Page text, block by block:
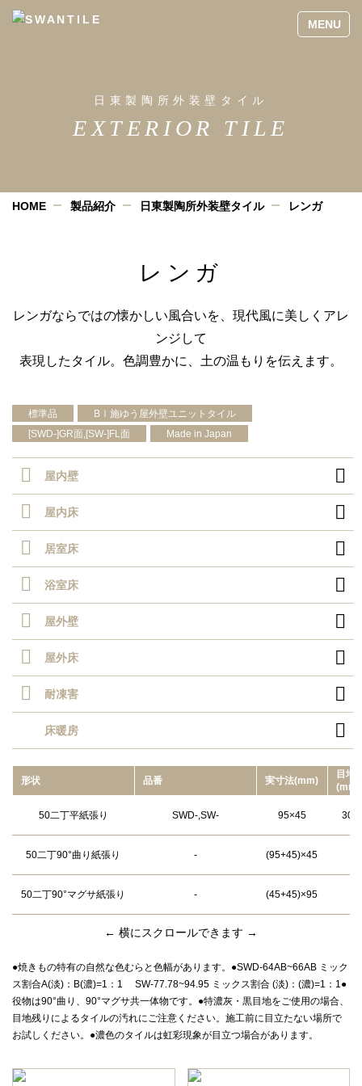
日東製陶所外装壁タイル
EXTERIOR TILE
HOME 製品紹介 日東製陶所外装壁タイル レンガ
レンガ
レンガならではの懐かしい風合いを、現代風に美しくアレ
ンジして
表現したタイル。色調豊かに、土の温もりを伝えます。
標準品
BⅠ施ゆう屋外壁ユニットタイル
[SWD-]GR面,[SW-]FL面
Made in Japan
屋内壁 
屋内床 
居室床 
浴室床 
屋外壁 
屋外床 
耐凍害 
床暖房 
形状 品番 実⼨法(mm)
目地
(mm)
50二丁平紙張り SWD-,SW- 95×45
50二丁90°曲り紙張り - (95+45)×45
50二丁90°マグサ紙張り - (45+45)×95
← 横にスクロールできます →
●焼きもの特有の自然な色むらと色幅があります。●SWD-64AB~66AB ミック
ス割合A(淡)：B(濃)=1：1 SW-77.78~94.95 ミックス割合 (淡)：(濃)=1：1●
役物は90°曲り、90°マグサ共一体物です。●特濃灰・黒目地をご使用の場合、
目地残りによるタイルの汚れにご注意ください。施工前に目立たない場所で
お試しください。●濃色のタイルは虹彩現象が目立つ場合があります。